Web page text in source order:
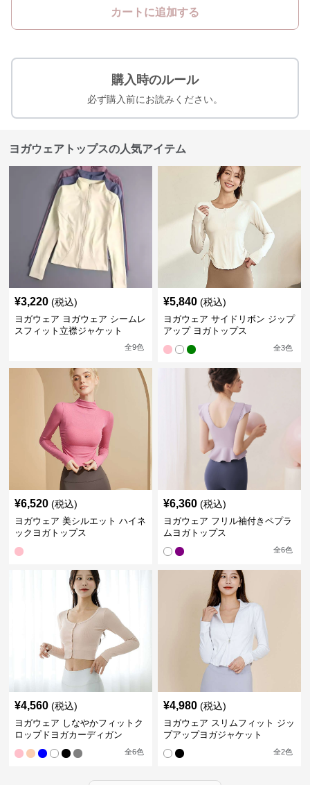
カートに追加する
購入時のルール
必ず購入前にお読みください。
ヨガウェアトップスの人気アイテム
¥3,220 (税込)
ヨガウェア ヨガウェア シームレ
スフィット立襟ジャケット
全9色
¥5,840 (税込)
ヨガウェア サイドリボン ジップ
アップ ヨガトップス
全3色
¥6,520 (税込)
ヨガウェア 美シルエット ハイネ
ックヨガトップス
¥6,360 (税込)
ヨガウェア フリル袖付きペプラ
ムヨガトップス
全6色
¥4,560 (税込)
ヨガウェア しなやかフィットク
ロップドヨガカーディガン
全6色
¥4,980 (税込)
ヨガウェア スリムフィット ジッ
プアップヨガジャケット
全2色